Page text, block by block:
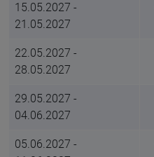
15.05.2027 -
21.05.2027
22.05.2027 -
28.05.2027
29.05.2027 -
04.06.2027
05.06.2027 -